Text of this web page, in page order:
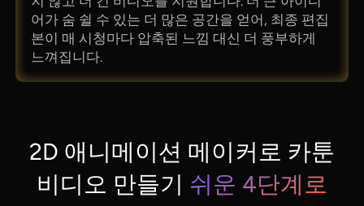
어가 숨 쉴 수 있는 더 많은 공간을 얻어, 최종 편집
본이 매 시청마다 압축된 느낌 대신 더 풍부하게
느껴집니다.
2D 애니메이션 메이커로 카툰
비디오 만들기 쉬운 4단계로